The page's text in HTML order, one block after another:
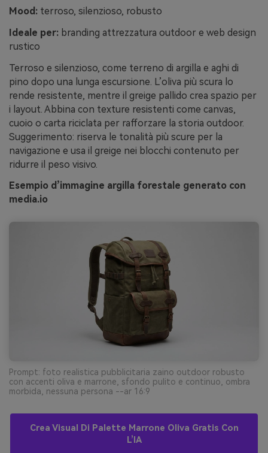
Mood: terroso, silenzioso, robusto
Ideale per: branding attrezzatura outdoor e web design
rustico
Terroso e silenzioso, come terreno di argilla e aghi di
pino dopo una lunga escursione. L’oliva più scura lo
rende resistente, mentre il greige pallido crea spazio per
i layout. Abbina con texture resistenti come canvas,
cuoio o carta riciclata per rafforzare la storia outdoor.
Suggerimento: riserva le tonalità più scure per la
navigazione e usa il greige nei blocchi contenuto per
ridurre il peso visivo.
Esempio d’immagine argilla forestale generato con
media.io
Prompt: foto realistica pubblicitaria zaino outdoor robusto
con accenti oliva e marrone, sfondo pulito e continuo, ombra
morbida, nessuna persona --ar 16:9
Crea Visual Di Palette Marrone Oliva Gratis Con
L’IA